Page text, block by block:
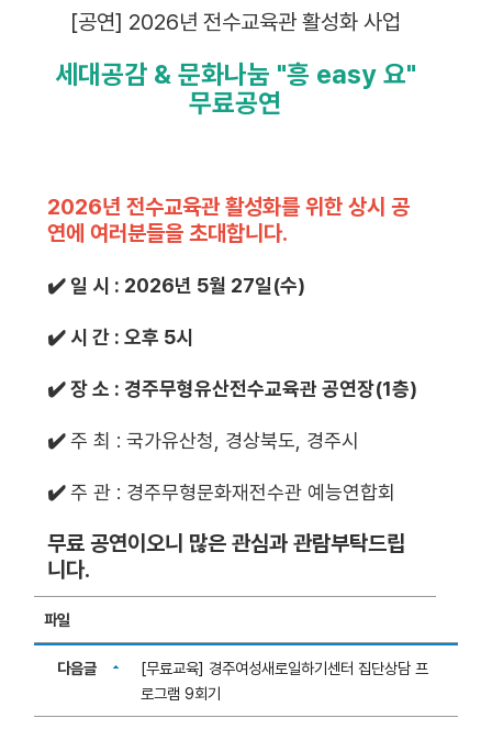
[공연] 2026년 전수교육관 활성화 사업
세대공감 & 문화나눔 "흥 easy 요"
무료공연
2026년 전수교육관 활성화를 위한 상시 공
연에 여러분들을 초대합니다.
✔️ 일 시 : 2026년 5월 27일(수)
✔️ 시 간 : 오후 5시
✔️ 장 소 : 경주무형유산전수교육관 공연장(1층)
✔️주 최 : 국가유산청, 경상북도, 경주시
✔️주 관 : 경주무형문화재전수관 예능연합회
무료 공연이오니 많은 관심과 관람부탁드립
니다.
파일
다음글
[무료교육] 경주여성새로일하기센터 집단상담 프
로그램 9회기